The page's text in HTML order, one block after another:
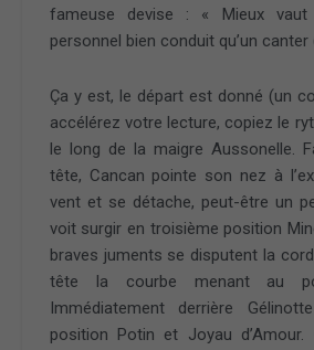
fameuse devise : « Mieux vaut
personnel bien conduit qu’un
Ça y est, le départ est donné (un
accélérez votre lecture, copiez le
le long de la maigre Aussonelle.
tête, Cancan pointe son nez à
vent et se détache, peut-être un
voit surgir en troisième position
braves juments se disputent la
tête la courbe menant au
Immédiatement derrière
position Potin et Joyau